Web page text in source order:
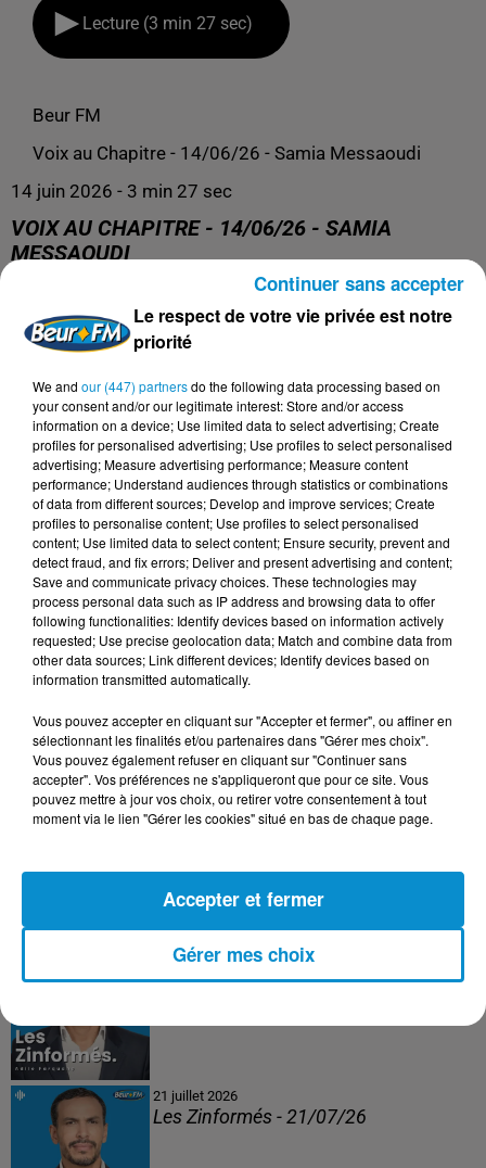
Lecture (3 min 27 sec)
Beur FM
Voix au Chapitre - 14/06/26 - Samia Messaoudi
14 juin 2026 - 3 min 27 sec
VOIX AU CHAPITRE - 14/06/26 - SAMIA
MESSAOUDI
Voix au Chapitre
DERNIERS PODCASTS
24 juillet 2026
Les Zinformés - 24/07/26
23 juillet 2026
Les Zinformés - 23/07/26
22 juillet 2026
21 juillet 2026
Les Zinformés - 21/07/26
Le respect de votre vie privée est notre
priorité
We and our (447) partnersdo the following data processing based on
your consent and/or our legitimate interest: Store and/or access
information on a device; Use limited data to select advertising; Create
profiles for personalised advertising; Use profiles to select personalised
advertising; Measure advertising performance; Measure content
performance; Understand audiences through statistics or combinations
of data from different sources; Develop and improve services; Create
profiles to personalise content; Use profiles to select personalised
content; Use limited data to select content; Ensure security, prevent and
detect fraud, and fix errors; Deliver and present advertising and content;
Save and communicate privacy choices. These technologies may
process personal data such as IP address and browsing data to offer
following functionalities: Identify devices based on information actively
requested; Use precise geolocation data; Match and combine data from
other data sources; Link different devices; Identify devices based on
information transmitted automatically.
Vous pouvez accepter en cliquant sur "Accepter et fermer", ou affiner en
sélectionnant les finalités et/ou partenaires dans "Gérer mes choix".
Vous pouvez également refuser en cliquant sur "Continuer sans
accepter". Vos préférences ne s'appliqueront que pour ce site. Vous
pouvez mettre à jour vos choix, ou retirer votre consentement à tout
moment via le lien "Gérer les cookies" situé en bas de chaque page.
Gérer mes choix
Accepter et fermer
Continuer sans accepter